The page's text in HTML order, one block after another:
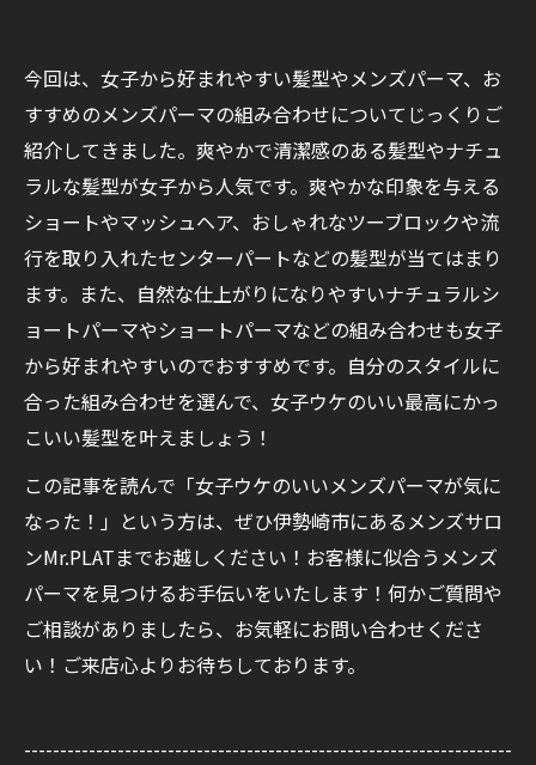
今回は、女子から好まれやすい髪型やメンズパーマ、お
すすめのメンズパーマの組み合わせについてじっくりご
紹介してきました。爽やかで清潔感のある髪型やナチュ
ラルな髪型が女子から人気です。爽やかな印象を与える
ショートやマッシュヘア、おしゃれなツーブロックや流
行を取り入れたセンターパートなどの髪型が当てはまり
ます。また、自然な仕上がりになりやすいナチュラルシ
ョートパーマやショートパーマなどの組み合わせも女子
から好まれやすいのでおすすめです。自分のスタイルに
合った組み合わせを選んで、女子ウケのいい最高にかっ
こいい髪型を叶えましょう！
この記事を読んで「女子ウケのいいメンズパーマが気に
なった！」という方は、ぜひ伊勢崎市にあるメンズサロ
ンMr.PLATまでお越しください！お客様に似合うメンズ
パーマを見つけるお手伝いをいたします！何かご質問や
ご相談がありましたら、お気軽にお問い合わせくださ
い！ご来店心よりお待ちしております。
--------------------------------------------------------------------